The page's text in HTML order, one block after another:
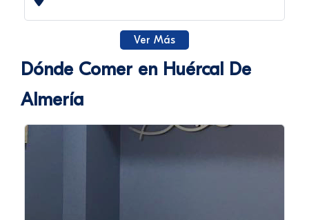
Ver Más
Dónde Comer en Huércal De
Almería